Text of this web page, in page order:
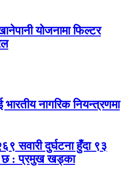
योजनामा फिल्टर
नागरिक नियन्त्रणमा
सवारी दुर्घटना हुँदा ९३
छ : प्रमुख खड्का